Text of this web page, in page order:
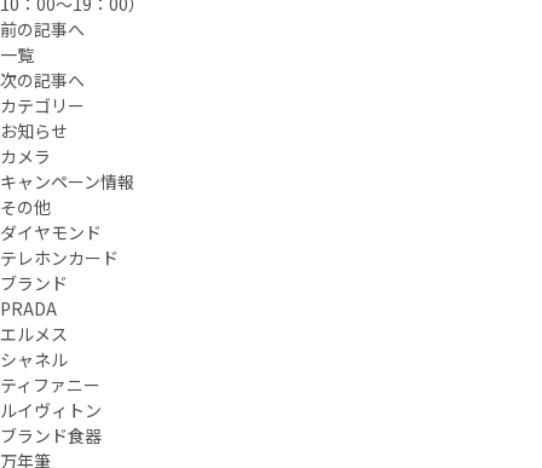
前の記事へ
一覧
次の記事へ
カテゴリー
お知らせ
カメラ
キャンペーン情報
その他
ダイヤモンド
テレホンカード
ブランド
PRADA
エルメス
シャネル
ティファニー
ルイヴィトン
ブランド食器
万年筆